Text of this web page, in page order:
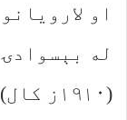
او
له